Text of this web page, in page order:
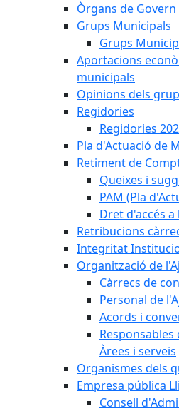
Òrgans de Govern
Grups Municipals
Grups
Aportacions
municipals
Opinions dels
Regidories
Regidories
Pla d'Actuació de
Retiment de
Queixes i
PAM (Pla
Dret d'accés
Retribucions
Integritat
Organització de
Càrrecs de
Personal de
Acords i
Àrees i serveis
Organismes dels
Empresa pública
Consell